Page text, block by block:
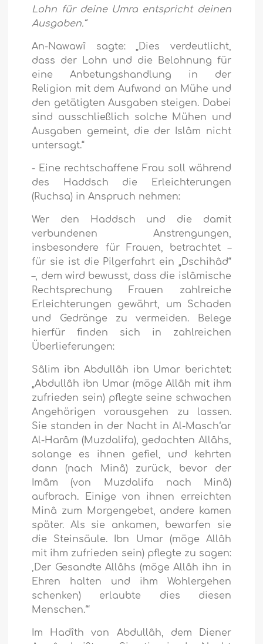
Lohn für deine Umra entspricht deinen
Ausgaben.“
An-Nawawî sagte: „Dies verdeutlicht,
dass der Lohn und die Belohnung für
eine Anbetungshandlung in der
Religion mit dem Aufwand an Mühe und
den getätigten Ausgaben steigen. Dabei
sind ausschließlich solche Mühen und
Ausgaben gemeint, die der Islâm nicht
untersagt.“
- Eine rechtschaffene Frau soll während
des Haddsch die Erleichterungen
(Ruchsa) in Anspruch nehmen:
Wer den Haddsch und die damit
verbundenen Anstrengungen,
insbesondere für Frauen, betrachtet –
für sie ist die Pilgerfahrt ein „Dschihâd“
–, dem wird bewusst, dass die islâmische
Rechtsprechung Frauen zahlreiche
Erleichterungen gewährt, um Schaden
und Gedränge zu vermeiden. Belege
hierfür finden sich in zahlreichen
Überlieferungen:
Sâlim ibn Abdullâh ibn Umar berichtet:
„Abdullâh ibn Umar (möge Allâh mit ihm
zufrieden sein) pflegte seine schwachen
Angehörigen vorausgehen zu lassen.
Sie standen in der Nacht in Al-Masch‘ar
Al-Harâm (Muzdalifa), gedachten Allâhs,
solange es ihnen gefiel, und kehrten
dann (nach Minâ) zurück, bevor der
Imâm (von Muzdalifa nach Minâ)
aufbrach. Einige von ihnen erreichten
Minâ zum Morgengebet, andere kamen
später. Als sie ankamen, bewarfen sie
die Steinsäule. Ibn Umar (möge Allâh
mit ihm zufrieden sein) pflegte zu sagen:
‚Der Gesandte Allâhs (möge Allâh ihn in
Ehren halten und ihm Wohlergehen
schenken) erlaubte dies diesen
Menschen.‘“
Im Hadîth von Abdullâh, dem Diener